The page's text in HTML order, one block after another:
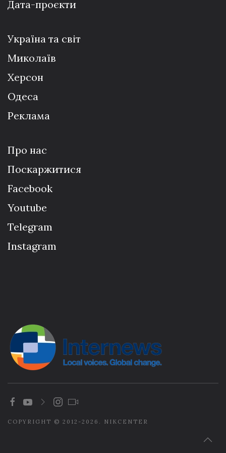
Дата-проєкти
Україна та світ
Миколаїв
Херсон
Одеса
Реклама
Про нас
Поскаржитися
Facebook
Youtube
Telegram
Instagram
COPYRIGHT © 2012-2026. NIKCENTER